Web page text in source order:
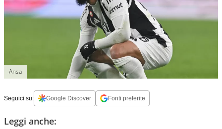
Ansa
Seguici su: Google Discover Fonti preferite
Leggi anche: